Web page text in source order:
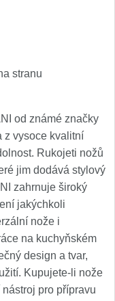
stranu
od známé značky
z vysoce kvalitní
Rukojeti nožů
jim dodává stylový
zahrnuje široký
jakýchkoli
nože i
na kuchyňském
design a tvar,
Kupujete-li nože
pro přípravu